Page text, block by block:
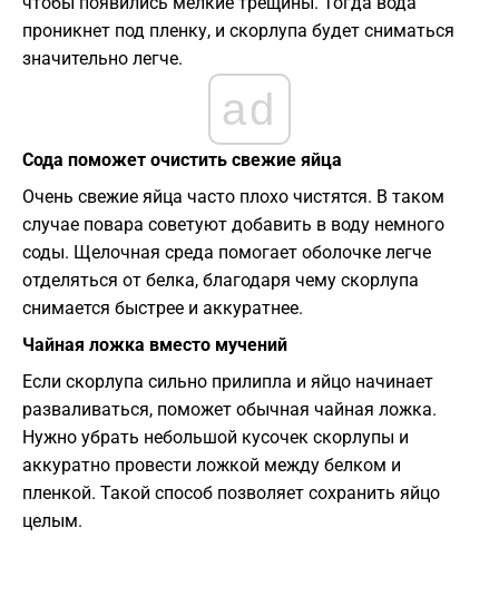
проникнет под пленку, и скорлупа будет сниматься
значительно легче.
ad
Сода поможет очистить свежие яйца
Очень свежие яйца часто плохо чистятся. В таком
случае повара советуют добавить в воду немного
соды. Щелочная среда помогает оболочке легче
отделяться от белка, благодаря чему скорлупа
снимается быстрее и аккуратнее.
Чайная ложка вместо мучений
Если скорлупа сильно прилипла и яйцо начинает
разваливаться, поможет обычная чайная ложка.
Нужно убрать небольшой кусочек скорлупы и
аккуратно провести ложкой между белком и
пленкой. Такой способ позволяет сохранить яйцо
целым.